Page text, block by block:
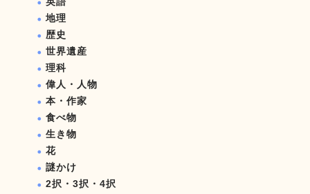
地理
歴史
世界遺産
理科
偉人・人物
本・作家
食べ物
生き物
花
謎かけ
2択・3択・4択